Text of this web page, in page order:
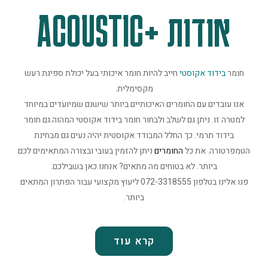
אודות +ACOUSTIC
חומרבידוד אקוסטיחייב להיות חומר איכותי בעל יכולת ספיגת רעש
מקסימלית.
אנו עובדים עם החומרים האיכותיים ביותר שישנם שמיועדים במיוחד
למטרה זו. ניתן גם לשלב ולבחור חומר בידוד אקוסטי המהוה גם חומר
בידוד תרמי. כך החלל המבודד אקוסטית יהיה נעים גם מבחינת
הטמפרטורה. את כלהחומריםניתן להזמין בעובי ובצורה המתאימים לכם
ביותר. לא בטוחים מה מתאים? אנחנו כאן בשבילכם.
פנו אלינו בטלפון 072-3318555 ליעוץ מקצועי עבור הפתרון המתאים
ביותר.
קרא עוד